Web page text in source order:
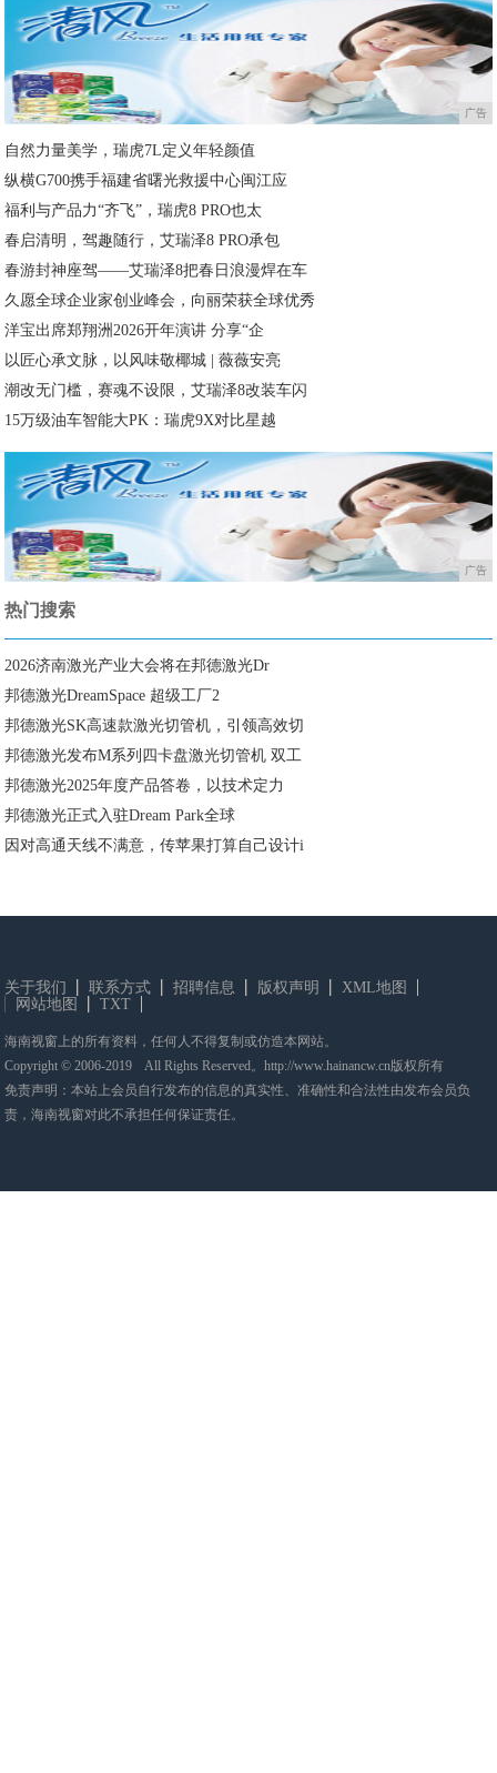
广告
自然力量美学，瑞虎7L定义年轻颜值
纵横G700携手福建省曙光救援中心闽江应
福利与产品力“齐飞”，瑞虎8 PRO也太
春启清明，驾趣随行，艾瑞泽8 PRO承包
春游封神座驾——艾瑞泽8把春日浪漫焊在车
久愿全球企业家创业峰会，向丽荣获全球优秀
洋宝出席郑翔洲2026开年演讲 分享“企
以匠心承文脉，以风味敬椰城 | 薇薇安亮
潮改无门槛，赛魂不设限，艾瑞泽8改装车闪
15万级油车智能大PK：瑞虎9X对比星越
广告
热门搜索
2026济南激光产业大会将在邦德激光Dr
邦德激光DreamSpace 超级工厂2
邦德激光SK高速款激光切管机，引领高效切
邦德激光发布M系列四卡盘激光切管机 双工
邦德激光2025年度产品答卷，以技术定力
邦德激光正式入驻Dream Park全球
因对高通天线不满意，传苹果打算自己设计i
关于我们 联系方式 招聘信息 版权声明
XML地图
网站地图
TXT
海南视窗上的所有资料，任何人不得复制或仿造本网站。
Copyright © 2006-2019 All Rights Reserved。http://www.hainancw.cn版权所有
免责声明：本站上会员自行发布的信息的真实性、准确性和合法性由发布会员负
责，海南视窗对此不承担任何保证责任。